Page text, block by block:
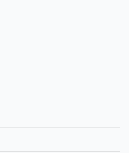
quy (dài x rộng x
quy công nghệ EFB
thống Start - Stop để